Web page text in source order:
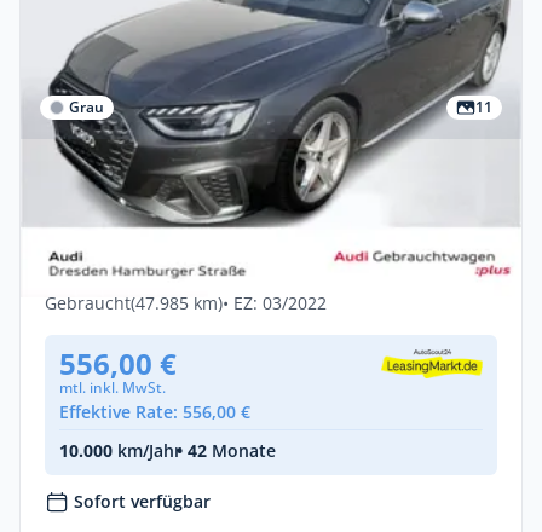
Grau 11
Privat & Gewerbe
Audi S4 Avant TDI tiptronic AHZV B&O
Matrix LED
Diesel •Automatik •341 PS (251 kW)
Gebraucht(47.985 km)• EZ: 03/2022
556,00 €
mtl. inkl. MwSt.
Effektive Rate: 556,00 €
10.000 km/Jahr• 42 Monate
Sofort verfügbar